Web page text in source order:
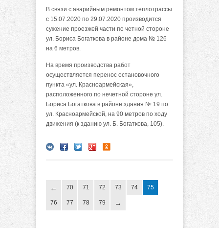
В связи с аварийным ремонтом теплотрассы
с 15.07.2020 по 29.07.2020 производится
сужение проезжей части по четной стороне
ул. Бориса Богаткова в районе дома № 126
на 6 метров.
На время производства работ
осуществляется перенос остановочного
пункта «ул. Красноармейская»,
расположенного по нечетной стороне ул.
Бориса Богаткова в районе здания № 19 по
ул. Красноармейской, на 90 метров по ходу
движения (к зданию ул. Б. Богаткова, 105).
70 71 72 73 74 75
76 77 78 79